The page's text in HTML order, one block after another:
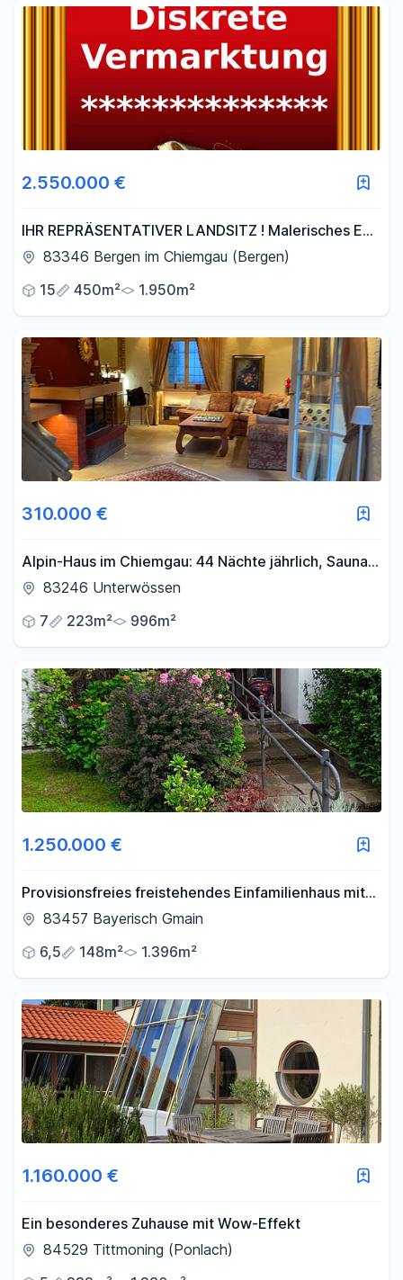
2.550.000 €
IHR REPRÄSENTATIVER LANDSITZ ! Malerisches EFH
/ MFH mit Potential
83346 Bergen im Chiemgau (Bergen)
15
450m² 1.950m²
310.000 €
Alpin-Haus im Chiemgau: 44 Nächte jährlich, Sauna
& Bergblick
83246 Unterwössen
7
223m² 996m²
1.250.000 €
Provisionsfreies freistehendes Einfamilienhaus mit
großem Garten
83457 Bayerisch Gmain
6,5
148m² 1.396m²
1.160.000 €
Ein besonderes Zuhause mit Wow-Effekt
84529 Tittmoning (Ponlach)